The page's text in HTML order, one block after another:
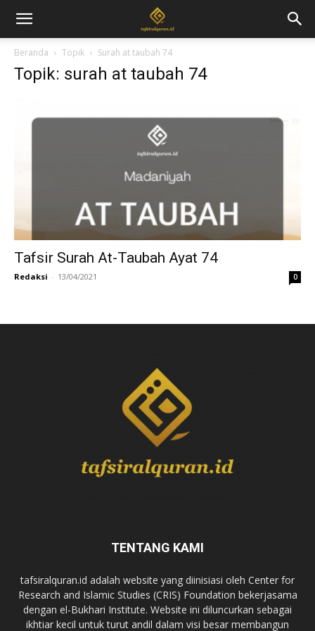
Beranda Topik Surah at taubah 74
Topik: surah at taubah 74
Tafsir Surah At-Taubah Ayat 74
Redaksi - 13/04/2021 0
TENTANG KAMI
tafsiralquran.id adalah website yang diinisiasi oleh Center for
Research and Islamic Studies (CRIS) Foundation bekerjasama
dengan el-Bukhari Institute. Website ini diluncurkan sebagai
ikhtiar kecil untuk turut andil dalam visi besar membangun